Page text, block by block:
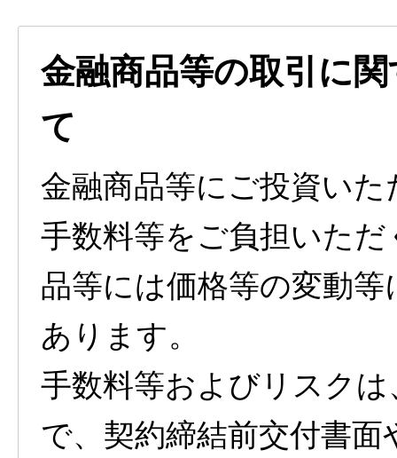
金融商品等の取引に
て
金融商品等にご投資い
手数料等をご負担いた
品等には価格等の変動
あります。
手数料等およびリスク
で、契約締結前交付書